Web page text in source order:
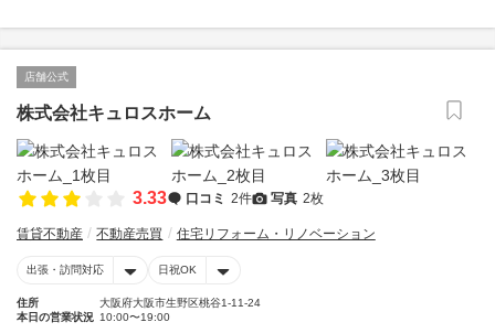
店舗公式
株式会社キュロスホーム
3.33 口コミ 2件 写真 2枚
賃貸不動産 不動産売買 住宅リフォーム・リノベーション
出張・訪問対応 日祝OK
住所
大阪府大阪市生野区桃谷1-11-24
本日の営業状況 10:00〜19:00